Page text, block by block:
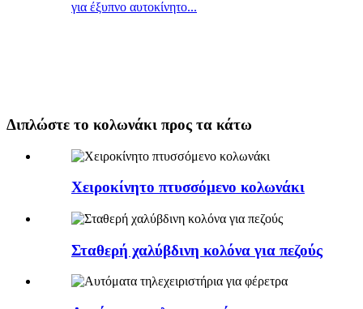
για έξυπνο αυτοκίνητο...
Διπλώστε το κολωνάκι προς τα κάτω
Χειροκίνητο πτυσσόμενο κολωνάκι
Σταθερή χαλύβδινη κολόνα για πεζούς